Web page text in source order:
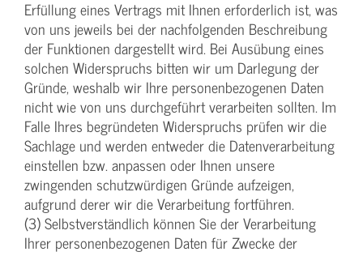
Erfüllung eines Vertrags mit Ihnen erforderlich ist, was
von uns jeweils bei der nachfolgenden Beschreibung
der Funktionen dargestellt wird. Bei Ausübung eines
solchen Widerspruchs bitten wir um Darlegung der
Gründe, weshalb wir Ihre personenbezogenen Daten
nicht wie von uns durchgeführt verarbeiten sollten. Im
Falle Ihres begründeten Widerspruchs prüfen wir die
Sachlage und werden entweder die Datenverarbeitung
einstellen bzw. anpassen oder Ihnen unsere
zwingenden schutzwürdigen Gründe aufzeigen,
aufgrund derer wir die Verarbeitung fortführen.
(3) Selbstverständlich können Sie der Verarbeitung
Ihrer personenbezogenen Daten für Zwecke der